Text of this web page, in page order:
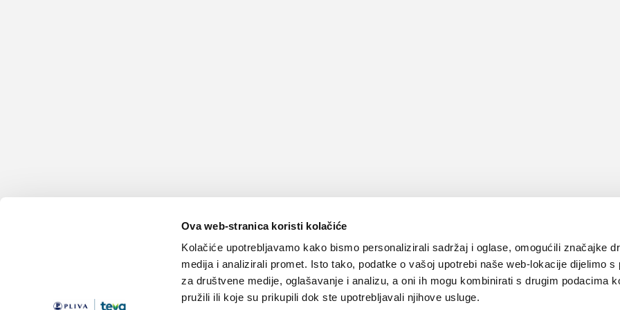
Ova web-stranica koristi kolačiće
Kolačiće upotrebljavamo kako bismo personalizirali sadržaj i oglase, omogućili značajke
medija i analizirali promet. Isto tako, podatke o vašoj upotrebi naše web-lokacije dijelimo s
za društvene medije, oglašavanje i analizu, a oni ih mogu kombinirati s drugim podacima
pružili ili koje su prikupili dok ste upotrebljavali njihove usluge.